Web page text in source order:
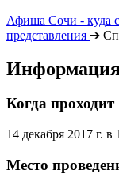
Афиша Сочи - куда
представления ➔
Когда проходит
14 декабря 2017 г. в
Место